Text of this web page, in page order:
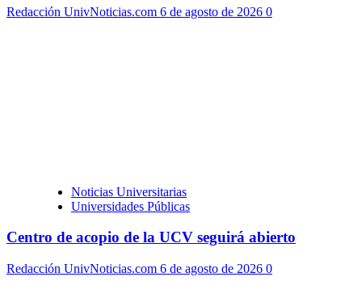
Redacción UnivNoticias.com 6 de agosto de 2026 0
Noticias Universitarias
Universidades Públicas
Centro de acopio de la UCV seguirá abierto
Redacción UnivNoticias.com 6 de agosto de 2026 0